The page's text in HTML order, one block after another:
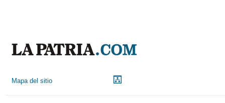
Mapa del sitio